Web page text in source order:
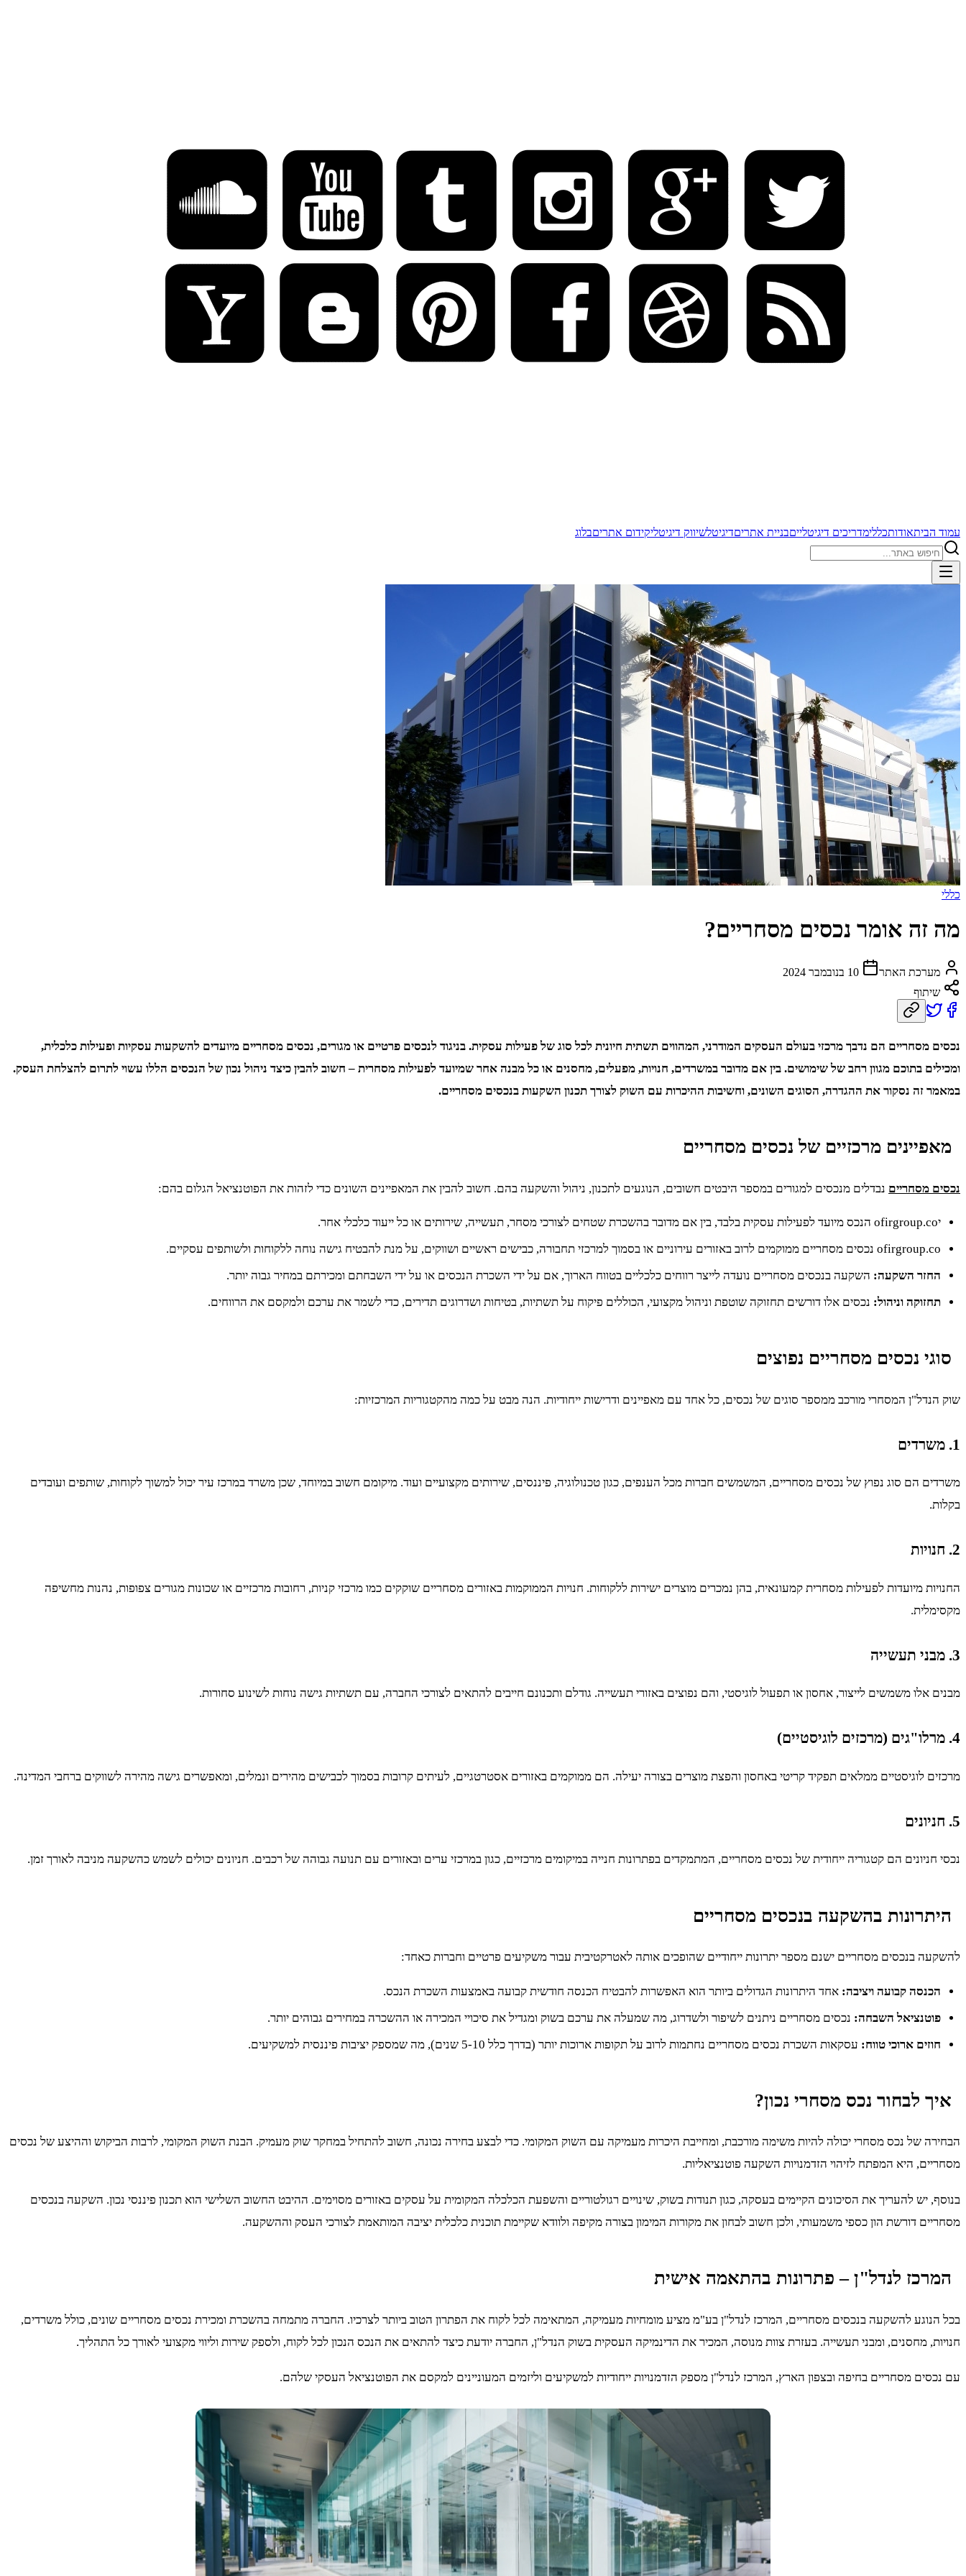
עמוד הביתאודותכללימדריכים דיגיטלייםבניית אתריםדיגיטלשיווק דיגיטליקידום אתריםבלוג
כללי
מה זה אומר נכסים מסחריים?
מערכת האתר
10 בנובמבר 2024
שיתוף
נכסים מסחריים הם נדבך מרכזי בעולם העסקים המודרני, המהווים תשתית חיונית לכל סוג של פעילות עסקית. בניגוד לנכסים פרטיים או מגורים, נכסים מסחריים מיועדים להשקעות עסקיות ופעילות כלכלית,
ומכילים בתוכם מגוון רחב של שימושים. בין אם מדובר במשרדים, חנויות, מפעלים, מחסנים או כל מבנה אחר שמיועד לפעילות מסחרית – חשוב להבין כיצד ניהול נכון של הנכסים הללו עשוי לתרום להצלחת העסק.
במאמר זה נסקור את ההגדרה, הסוגים השונים, וחשיבות ההיכרות עם השוק לצורך תכנון השקעות בנכסים מסחריים.
מאפיינים מרכזיים של נכסים מסחריים
נכסים מסחריים נבדלים מנכסים למגורים במספר היבטים חשובים, הנוגעים לתכנון, ניהול והשקעה בהם. חשוב להבין את המאפיינים השונים כדי לזהות את הפוטנציאל הגלום בהם:
יofirgroup.co הנכס מיועד לפעילות עסקית בלבד, בין אם מדובר בהשכרת שטחים לצורכי מסחר, תעשייה, שירותים או כל ייעוד כלכלי אחר.
ofirgroup.co נכסים מסחריים ממוקמים לרוב באזורים עירוניים או בסמוך למרכזי תחבורה, כבישים ראשיים ושווקים, על מנת להבטיח גישה נוחה ללקוחות ולשותפים עסקיים.
החזר השקעה: השקעה בנכסים מסחריים נועדה לייצר רווחים כלכליים בטווח הארוך, אם על ידי השכרת הנכסים או על ידי השבחתם ומכירתם במחיר גבוה יותר.
תחזוקה וניהול: נכסים אלו דורשים תחזוקה שוטפת וניהול מקצועי, הכוללים פיקוח על תשתיות, בטיחות ושדרוגים תדירים, כדי לשמר את ערכם ולמקסם את הרווחים.
סוגי נכסים מסחריים נפוצים
שוק הנדל"ן המסחרי מורכב ממספר סוגים של נכסים, כל אחד עם מאפיינים ודרישות ייחודיות. הנה מבט על כמה מהקטגוריות המרכזיות:
1. משרדים
משרדים הם סוג נפוץ של נכסים מסחריים, המשמשים חברות מכל הענפים, כגון טכנולוגיה, פיננסים, שירותים מקצועיים ועוד. מיקומם חשוב במיוחד, שכן משרד במרכז עיר יכול למשוך לקוחות, שותפים ועובדים
בקלות.
2. חנויות
החנויות מיועדות לפעילות מסחרית קמעונאית, בהן נמכרים מוצרים ישירות ללקוחות. חנויות הממוקמות באזורים מסחריים שוקקים כמו מרכזי קניות, רחובות מרכזיים או שכונות מגורים צפופות, נהנות מחשיפה
מקסימלית.
3. מבני תעשייה
מבנים אלו משמשים לייצור, אחסון או תפעול לוגיסטי, והם נפוצים באזורי תעשייה. גודלם ותכנונם חייבים להתאים לצורכי החברה, עם תשתיות גישה נוחות לשינוע סחורות.
4. מרלו"גים (מרכזים לוגיסטיים)
מרכזים לוגיסטיים ממלאים תפקיד קריטי באחסון והפצת מוצרים בצורה יעילה. הם ממוקמים באזורים אסטרטגיים, לעיתים קרובות בסמוך לכבישים מהירים ונמלים, ומאפשרים גישה מהירה לשווקים ברחבי המדינה.
5. חניונים
נכסי חניונים הם קטגוריה ייחודית של נכסים מסחריים, המתמקדים בפתרונות חנייה במיקומים מרכזיים, כגון במרכזי ערים ובאזורים עם תנועה גבוהה של רכבים. חניונים יכולים לשמש כהשקעה מניבה לאורך זמן.
היתרונות בהשקעה בנכסים מסחריים
להשקעה בנכסים מסחריים ישנם מספר יתרונות ייחודיים שהופכים אותה לאטרקטיבית עבור משקיעים פרטיים וחברות כאחד:
הכנסה קבועה ויציבה: אחד היתרונות הגדולים ביותר הוא האפשרות להבטיח הכנסה חודשית קבועה באמצעות השכרת הנכס.
פוטנציאל השבחה: נכסים מסחריים ניתנים לשיפור ולשדרוג, מה שמעלה את ערכם בשוק ומגדיל את סיכויי המכירה או ההשכרה במחירים גבוהים יותר.
חוזים ארוכי טווח: עסקאות השכרת נכסים מסחריים נחתמות לרוב על תקופות ארוכות יותר (בדרך כלל 5-10 שנים), מה שמספק יציבות פיננסית למשקיעים.
איך לבחור נכס מסחרי נכון?
הבחירה של נכס מסחרי יכולה להיות משימה מורכבת, ומחייבת היכרות מעמיקה עם השוק המקומי. כדי לבצע בחירה נכונה, חשוב להתחיל במחקר שוק מעמיק. הבנת השוק המקומי, לרבות הביקוש וההיצע של נכסים
מסחריים, היא המפתח לזיהוי הזדמנויות השקעה פוטנציאליות.
בנוסף, יש להעריך את הסיכונים הקיימים בעסקה, כגון תנודות בשוק, שינויים רגולטוריים והשפעת הכלכלה המקומית על עסקים באזורים מסוימים. ההיבט החשוב השלישי הוא תכנון פיננסי נכון. השקעה בנכסים
מסחריים דורשת הון כספי משמעותי, ולכן חשוב לבחון את מקורות המימון בצורה מקיפה ולוודא שקיימת תוכנית כלכלית יציבה המותאמת לצורכי העסק וההשקעה.
המרכז לנדל"ן – פתרונות בהתאמה אישית
בכל הנוגע להשקעה בנכסים מסחריים, המרכז לנדל"ן בע"מ מציע מומחיות מעמיקה, המתאימה לכל לקוח את הפתרון הטוב ביותר לצרכיו. החברה מתמחה בהשכרת ומכירת נכסים מסחריים שונים, כולל משרדים,
חנויות, מחסנים, ומבני תעשייה. בעזרת צוות מנוסה, המכיר את הדינמיקה העסקית בשוק הנדל"ן, החברה יודעת כיצד להתאים את הנכס הנכון לכל לקוח, ולספק שירות וליווי מקצועי לאורך כל התהליך.
עם נכסים מסחריים בחיפה ובצפון הארץ, המרכז לנדל"ן מספק הזדמנויות ייחודיות למשקיעים וליזמים המעוניינים למקסם את הפוטנציאל העסקי שלהם.